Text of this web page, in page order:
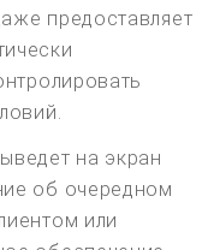
предоставляет
на экран
об очередном
или